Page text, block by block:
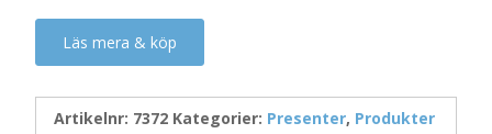
Läs mera & köp
Artikelnr: 7372 Kategorier: Presenter, Produkter